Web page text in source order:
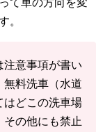
。
注意事項が書い
無料洗車（水道
はどこの洗車場
の他にも禁止